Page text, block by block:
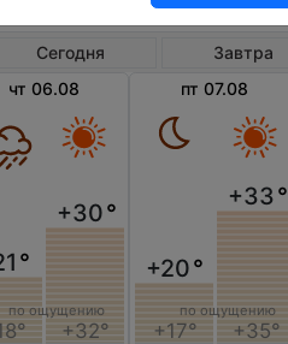
Сегодня Завтра
чт 06.08
°
+30°
+32°
по ощущению
пт 07.08
+20°
+17°
+33°
+35°
по ощущению